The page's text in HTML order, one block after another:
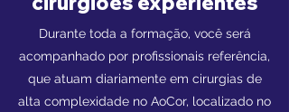
Durante toda a formação, você será
acompanhado por profissionais referência,
que atuam diariamente em cirurgias de
alta complexidade no AoCor, localizado no